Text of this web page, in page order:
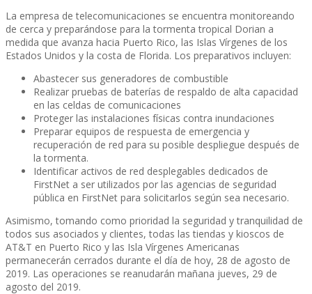
La empresa de telecomunicaciones se encuentra monitoreando
de cerca y preparándose para la tormenta tropical Dorian a
medida que avanza hacia Puerto Rico, las Islas Ví­rgenes de los
Estados Unidos y la costa de Florida. Los preparativos incluyen:
Abastecer sus generadores de combustible
Realizar pruebas de baterí­as de respaldo de alta capacidad
en las celdas de comunicaciones
Proteger las instalaciones fí­sicas contra inundaciones
Preparar equipos de respuesta de emergencia y
recuperación de red para su posible despliegue después de
la tormenta.
Identificar activos de red desplegables dedicados de
FirstNet a ser utilizados por las agencias de seguridad
pública en FirstNet para solicitarlos según sea necesario.
Asimismo, tomando como prioridad la seguridad y tranquilidad de
todos sus asociados y clientes, todas las tiendas y kioscos de
AT&T en Puerto Rico y las Isla Ví­rgenes Americanas
permanecerán cerrados durante el dí­a de hoy, 28 de agosto de
2019. Las operaciones se reanudarán mañana jueves, 29 de
agosto del 2019.